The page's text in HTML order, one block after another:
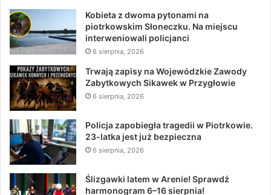
Kobieta z dwoma pytonami na
piotrkowskim Słoneczku. Na miejscu
interweniowali policjanci
6 sierpnia, 2026
Trwają zapisy na Wojewódzkie Zawody
Zabytkowych Sikawek w Przygłowie
6 sierpnia, 2026
Policja zapobiegła tragedii w Piotrkowie.
23-latka jest już bezpieczna
6 sierpnia, 2026
Ślizgawki latem w Arenie! Sprawdź
harmonogram 6–16 sierpnia!